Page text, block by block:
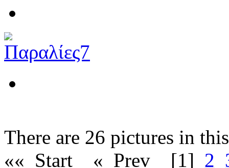
There are 26 pictures in
«« Start
« Prev [1] 2